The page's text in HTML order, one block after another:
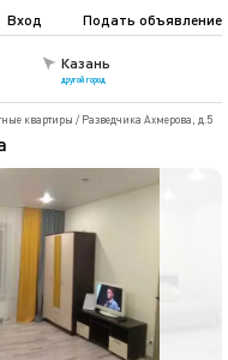
Казань
другой город
Подать объявление
Вход
квартиры / Разведчика Ахмерова, д.5